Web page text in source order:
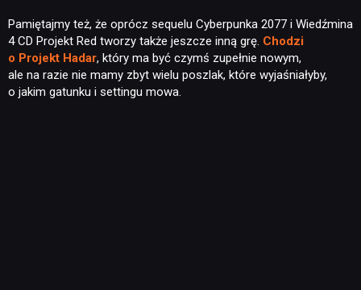
Pamiętajmy też, że oprócz sequelu Cyberpunka 2077 i Wiedźmina
4 CD Projekt Red tworzy także jeszcze inną grę. Chodzi
o Projekt Hadar, który ma być czymś zupełnie nowym,
ale na razie nie mamy zbyt wielu poszlak, które wyjaśniałyby,
o jakim gatunku i settingu mowa.